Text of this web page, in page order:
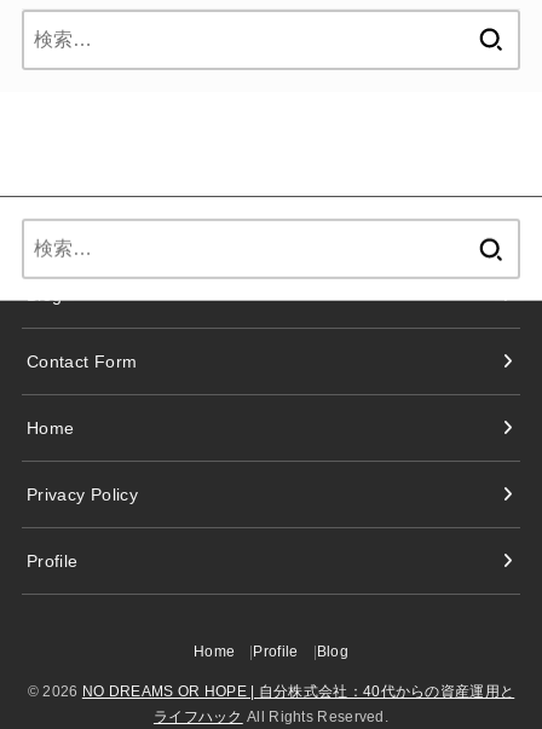
固定ページ
Blog
Contact Form
Home
Privacy Policy
Profile
Home Profile Blog
© 2026 NO DREAMS OR HOPE | 自分株式会社：40代からの資産運用と
ライフハック All Rights Reserved.